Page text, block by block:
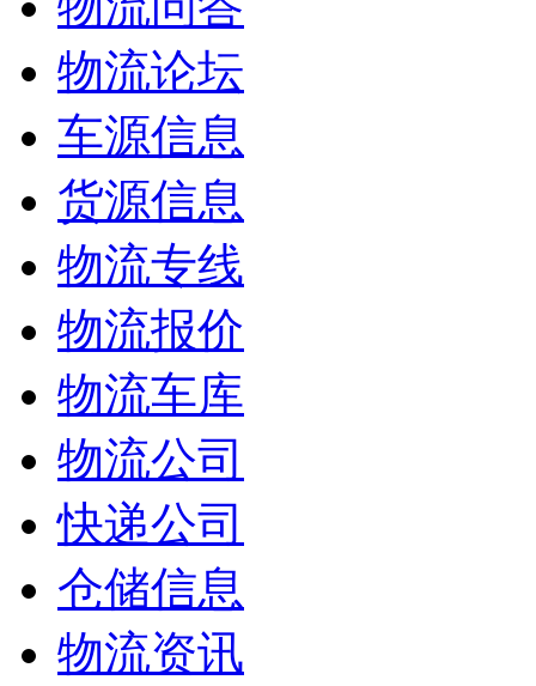
物流论坛
车源信息
货源信息
物流专线
物流报价
物流车库
物流公司
快递公司
仓储信息
物流资讯